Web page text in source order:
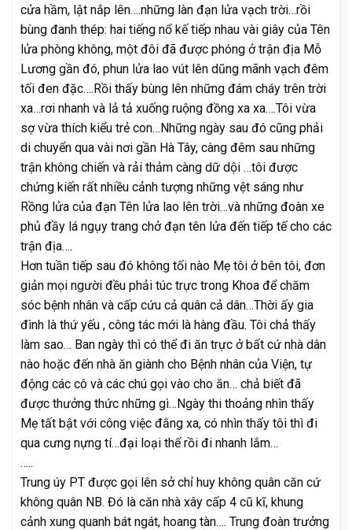
cửa hầm, lật nắp lên….những làn đạn lửa vạch trời…rồi
bùng đanh thép: hai tiếng nổ kế tiếp nhau vài giây của Tên
lửa phòng không, một đôi đã được phóng ở trận địa Mỗ
Lương gần đó, phun lửa lao vút lên dũng mãnh vạch đêm
tối đen đặc….Rồi thấy bùng lên những đám cháy trên trời
xa…rơi nhanh và lả tả xuống ruộng đồng xa xa….Tôi vừa
sợ vừa thích kiểu trẻ con…Những ngày sau đó cũng phải
di chuyển qua vài nơi gần Hà Tây, càng đêm sau những
trận không chiến và rải thảm càng dữ dội …tôi được
chứng kiến rất nhiều cảnh tượng những vệt sáng như
Rồng lửa của đạn Tên lửa lao lên trời…và những đoàn xe
phủ đầy lá ngụy trang chở đạn tên lửa đến tiếp tế cho các
trận địa….
Hơn tuần tiếp sau đó không tối nào Mẹ tôi ở bên tôi, đơn
giản mọi người đều phải túc trực trong Khoa để chăm
sóc bệnh nhân và cấp cứu cả quân cả dân…Thời ấy gia
đình là thứ yếu , công tác mới là hàng đầu. Tôi chả thấy
làm sao… Ban ngày thì có thể đi ăn trực ở bất cứ nhà dân
nào hoặc đến nhà ăn giành cho Bệnh nhân của Viện, tự
động các cô và các chú gọi vào cho ăn… chả biết đã
được thưởng thức những gì…Ngày thi thoảng nhìn thấy
Mẹ tất bật với công việc đằng xa, có nhìn thấy tôi thì đi
qua cưng nựng tí…đại loại thế rồi đi nhanh lắm…
…..
Trung úy PT được gọi lên sở chỉ huy không quân căn cứ
không quân NB. Đó là căn nhà xây cấp 4 cũ kĩ, khung
cảnh xung quanh bát ngát, hoang tàn…. Trung đoàn trưởng